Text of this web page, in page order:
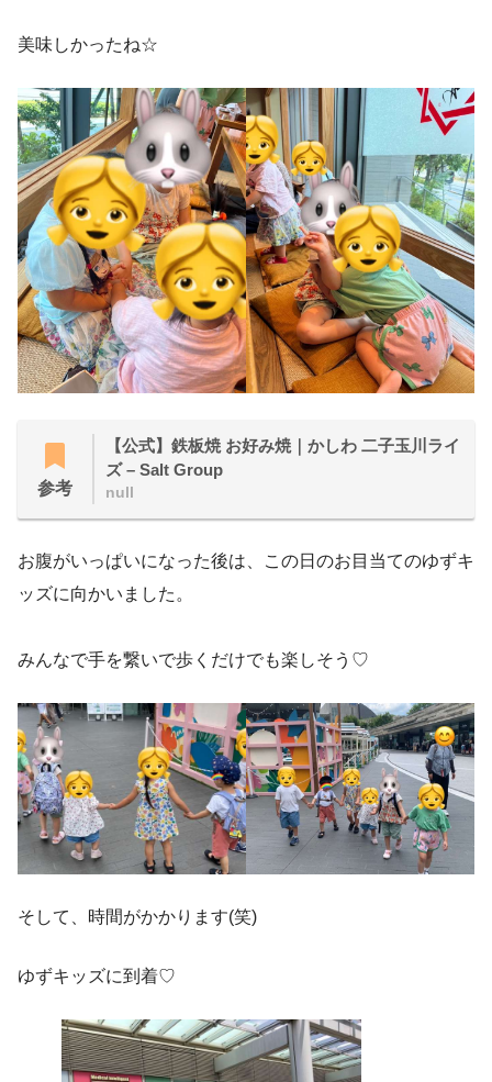
美味しかったね☆
参考
【公式】鉄板焼 お好み焼｜かしわ 二子玉川ライ
ズ – Salt Group
null
お腹がいっぱいになった後は、この日のお目当てのゆずキ
ッズに向かいました。
みんなで手を繋いで歩くだけでも楽しそう♡
そして、時間がかかります(笑)
ゆずキッズに到着♡